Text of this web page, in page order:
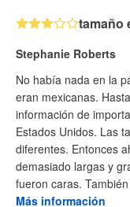
tamaño
Stephanie Roberts
No había nada en la
eran mexicanas.
información de
Estados Unidos. Las
diferentes. Entonces
demasiado largas y
fueron caras.
Más información